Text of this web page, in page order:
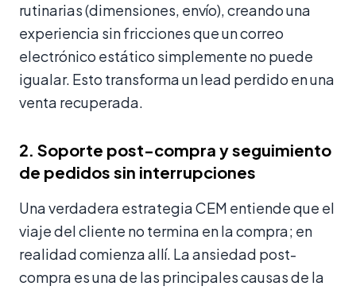
rutinarias (dimensiones, envío), creando una
experiencia sin fricciones que un correo
electrónico estático simplemente no puede
igualar. Esto transforma un lead perdido en una
venta recuperada.
2. Soporte post-compra y seguimiento
de pedidos sin interrupciones
Una verdadera estrategia CEM entiende que el
viaje del cliente no termina en la compra; en
realidad comienza allí. La ansiedad post-
compra es una de las principales causas de la